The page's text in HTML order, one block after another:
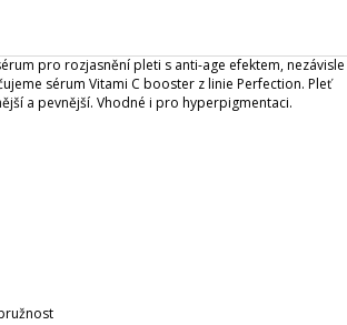
pro rozjasnění pleti s anti-age efektem, nezávisle
sérum Vitami C booster z linie Perfection. Pleť
a pevnější. Vhodné i pro hyperpigmentaci.